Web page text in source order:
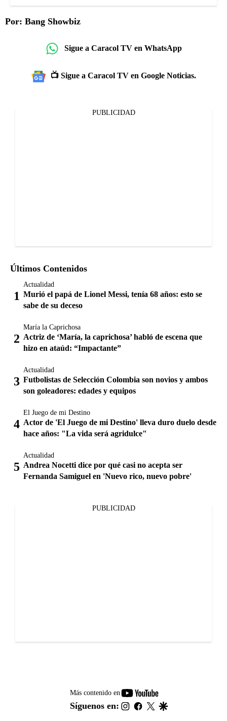
Por: Bang Showbiz
Sigue a Caracol TV en WhatsApp
📺 Sigue a Caracol TV en Google Noticias.
PUBLICIDAD
Últimos Contenidos
Actualidad
Murió el papá de Lionel Messi, tenía 68 años: esto se
sabe de su deceso
María la Caprichosa
Actriz de ‘María, la caprichosa’ habló de escena que
hizo en ataúd: “Impactante”
Actualidad
Futbolistas de Selección Colombia son novios y ambos
son goleadores: edades y equipos
El Juego de mi Destino
Actor de 'El Juego de mi Destino' lleva duro duelo desde
hace años: "La vida será agridulce"
Actualidad
Andrea Nocetti dice por qué casi no acepta ser
Fernanda Samiguel en 'Nuevo rico, nuevo pobre'
PUBLICIDAD
Más contenido en
youtube-
footer
Síguenos en: instagram
facebook
twitter